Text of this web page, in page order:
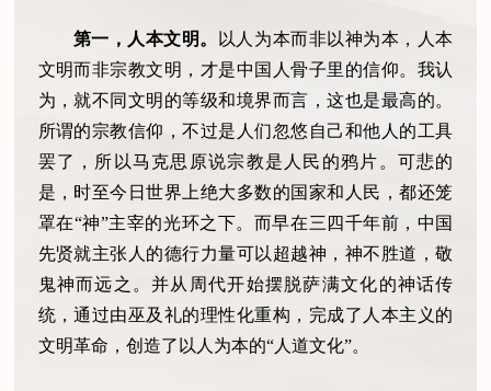
第一，人本文明。 以人为本而非以神为本，人本
文明而非宗教文明，才是中国人骨子里的信仰。我认
为，就不同文明的等级和境界而言，这也是最高的。
所谓的宗教信仰，不过是人们忽悠自己和他人的工具
罢了，所以马克思原说宗教是人民的鸦片。可悲的
是，时至今日世界上绝大多数的国家和人民，都还笼
罩在“神”主宰的光环之下。而早在三四千年前，中国
先贤就主张人的德行力量可以超越神，神不胜道，敬
鬼神而远之。并从周代开始摆脱萨满文化的神话传
统，通过由巫及礼的理性化重构，完成了人本主义的
文明革命，创造了以人为本的“人道文化”。